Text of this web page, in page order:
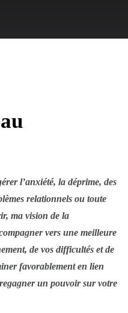
l’anxiété, la déprime, des
relationnels ou toute
ma vision de la
vers une meilleure
de vos difficultés et de
favorablement en lien
un pouvoir sur votre